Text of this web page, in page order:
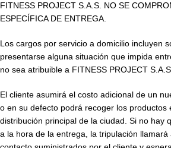
FITNESS PROJECT S.A.S. NO SE
ESPECÍFICA DE ENTREGA.
Los cargos por servicio a domicilio incluyen
presentarse alguna situación que impida
no sea atribuible a FITNESS PROJECT S.A.S.
El cliente asumirá el costo adicional de un
o en su defecto podrá recoger los productos
distribución principal de la ciudad. Si no hay
a la hora de la entrega, la tripulación llamará